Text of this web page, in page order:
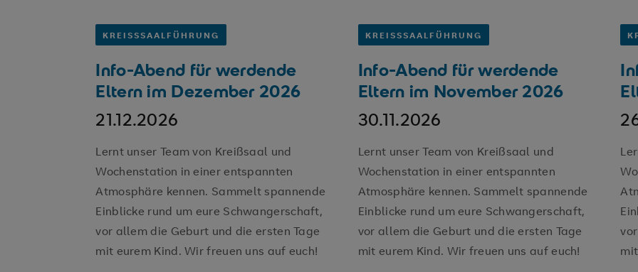
KREISSSAALFÜHRUNG
Info-Abend für werdende
Eltern im Dezember 2026
21.12.2026
Lernt unser Team von Kreißsaal und
Wochenstation in einer entspannten
Atmosphäre kennen. Sammelt spannende
Einblicke rund um eure Schwangerschaft,
vor allem die Geburt und die ersten Tage
mit eurem Kind. Wir freuen uns auf euch!
KREISSSAALFÜHRUNG
Info-Abend für werdende
Eltern im November 2026
30.11.2026
Lernt unser Team von Kreißsaal und
Wochenstation in einer entspannten
Atmosphäre kennen. Sammelt spannende
Einblicke rund um eure Schwangerschaft,
vor allem die Geburt und die ersten Tage
mit eurem Kind. Wir freuen uns auf euch!